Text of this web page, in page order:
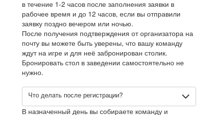
в течение 1-2 часов после заполнения заявки в
рабочее время и до 12 часов, если вы отправили
заявку поздно вечером или ночью.
После получения подтверждения от организатора на
почту вы можете быть уверены, что вашу команду
ждут на игре и для неё забронирован столик.
Бронировать стол в заведении самостоятельно не
нужно.
Что делать после регистрации?
В назначенный день вы собираете команду и